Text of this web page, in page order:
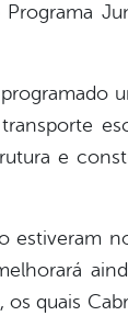
e
estiveram
os quais